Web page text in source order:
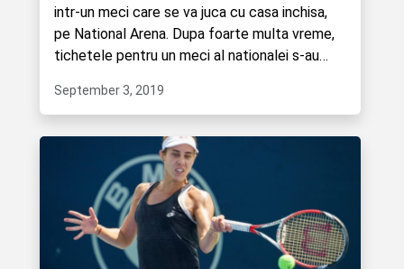
intr-un meci care se va juca cu casa inchisa,
pe National Arena. Dupa foarte multa vreme,
tichetele pentru un meci al nationalei s-au
September 3, 2019